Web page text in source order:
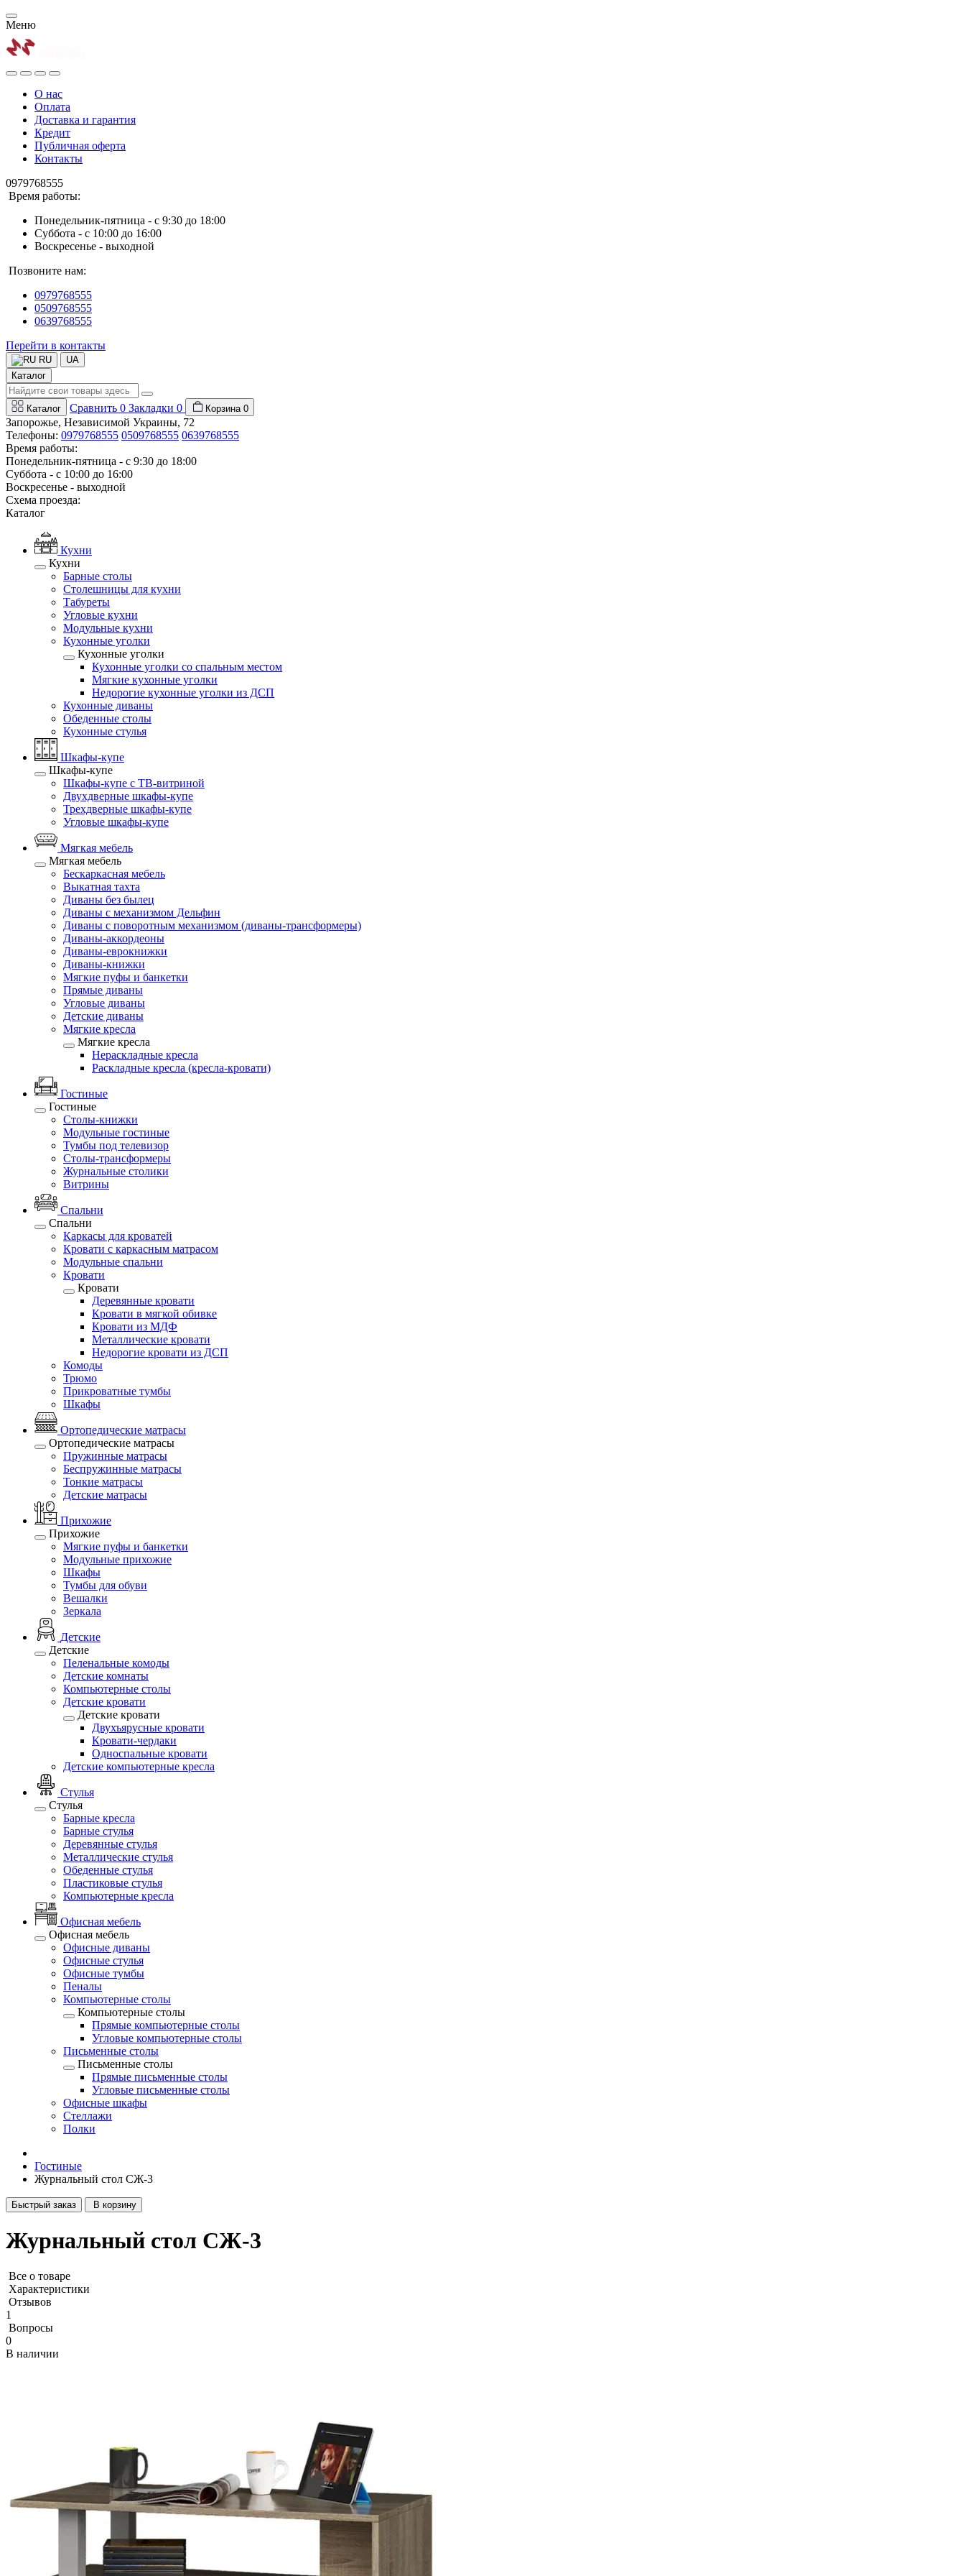
Меню
О нас
Оплата
Доставка и гарантия
Кредит
Публичная оферта
Контакты
0979768555
Время работы:
Понедельник-пятница - с 9:30 до 18:00
Суббота - с 10:00 до 16:00
Воскресенье - выходной
Позвоните нам:
0979768555
0509768555
0639768555
Перейти в контакты
RU
UA
Каталог
Каталог Сравнить 0 Закладки 0 Корзина 0
Запорожье, Независимой Украины, 72
Телефоны: 0979768555 0509768555 0639768555
Время работы:
Понедельник-пятница - с 9:30 до 18:00
Суббота - с 10:00 до 16:00
Воскресенье - выходной
Схема проезда:
Каталог
Кухни
Кухни
Барные столы
Столешницы для кухни
Табуреты
Угловые кухни
Модульные кухни
Кухонные уголки
Кухонные уголки
Кухонные уголки со спальным местом
Мягкие кухонные уголки
Недорогие кухонные уголки из ДСП
Кухонные диваны
Обеденные столы
Кухонные стулья
Шкафы-купе
Шкафы-купе
Шкафы-купе с ТВ-витриной
Двухдверные шкафы-купе
Трехдверные шкафы-купе
Угловые шкафы-купе
Мягкая мебель
Мягкая мебель
Бескаркасная мебель
Выкатная тахта
Диваны без былец
Диваны с механизмом Дельфин
Диваны с поворотным механизмом (диваны-трансформеры)
Диваны-аккордеоны
Диваны-еврокнижки
Диваны-книжки
Мягкие пуфы и банкетки
Прямые диваны
Угловые диваны
Детские диваны
Мягкие кресла
Мягкие кресла
Нераскладные кресла
Раскладные кресла (кресла-кровати)
Гостиные
Гостиные
Столы-книжки
Модульные гостиные
Тумбы под телевизор
Столы-трансформеры
Журнальные столики
Витрины
Спальни
Спальни
Каркасы для кроватей
Кровати с каркасным матрасом
Модульные спальни
Кровати
Кровати
Деревянные кровати
Кровати в мягкой обивке
Кровати из МДФ
Металлические кровати
Недорогие кровати из ДСП
Комоды
Трюмо
Прикроватные тумбы
Шкафы
Ортопедические матрасы
Ортопедические матрасы
Пружинные матрасы
Беспружинные матрасы
Тонкие матрасы
Детские матрасы
Прихожие
Прихожие
Мягкие пуфы и банкетки
Модульные прихожие
Шкафы
Тумбы для обуви
Вешалки
Зеркала
Детские
Детские
Пеленальные комоды
Детские комнаты
Компьютерные столы
Детские кровати
Детские кровати
Двухъярусные кровати
Кровати-чердаки
Односпальные кровати
Детские компьютерные кресла
Стулья
Стулья
Барные кресла
Барные стулья
Деревянные стулья
Металлические стулья
Обеденные стулья
Пластиковые стулья
Компьютерные кресла
Офисная мебель
Офисная мебель
Офисные диваны
Офисные стулья
Офисные тумбы
Пеналы
Компьютерные столы
Компьютерные столы
Прямые компьютерные столы
Угловые компьютерные столы
Письменные столы
Письменные столы
Прямые письменные столы
Угловые письменные столы
Офисные шкафы
Стеллажи
Полки
Гостиные
Журнальный стол СЖ-3
Быстрый заказ В корзину
Журнальный стол СЖ-3
Все о товаре
Характеристики
Отзывов
1
Вопросы
0
В наличии